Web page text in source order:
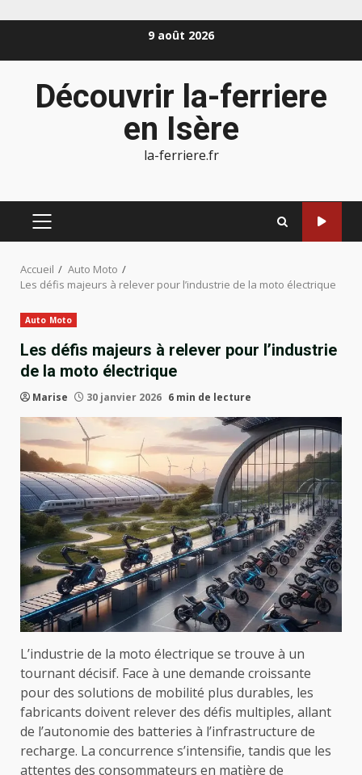
9 août 2026
Découvrir la-ferriere
en Isère
la-ferriere.fr
MENU
Accueil
Auto Moto
Les défis majeurs à relever pour l’industrie de la moto électrique
Auto Moto
Les défis majeurs à relever pour l’industrie
de la moto électrique
Marise 30 janvier 2026 6 min de lecture
L’industrie de la moto électrique se trouve à un
tournant décisif. Face à une demande croissante
pour des solutions de mobilité plus durables, les
fabricants doivent relever des défis multiples, allant
de l’autonomie des batteries à l’infrastructure de
recharge. La concurrence s’intensifie, tandis que les
attentes des consommateurs en matière de